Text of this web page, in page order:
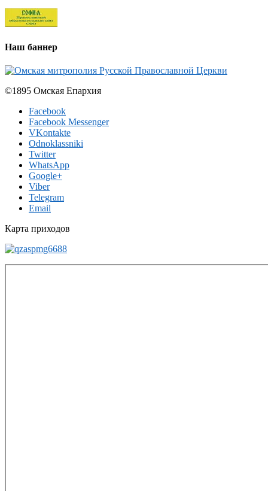
Наш баннер
©1895 Омская Епархия
Facebook
Facebook Messenger
VKontakte
Odnoklassniki
Twitter
WhatsApp
Google+
Viber
Telegram
Email
Карта приходов